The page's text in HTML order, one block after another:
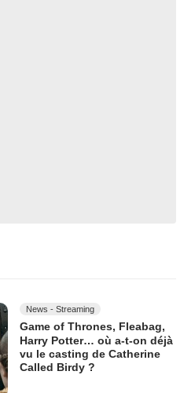
News - Streaming
Game of Thrones, Fleabag,
Harry Potter… où a-t-on déjà
vu le casting de Catherine
Called Birdy ?